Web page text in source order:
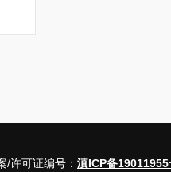
/许可证编号： 滇ICP备